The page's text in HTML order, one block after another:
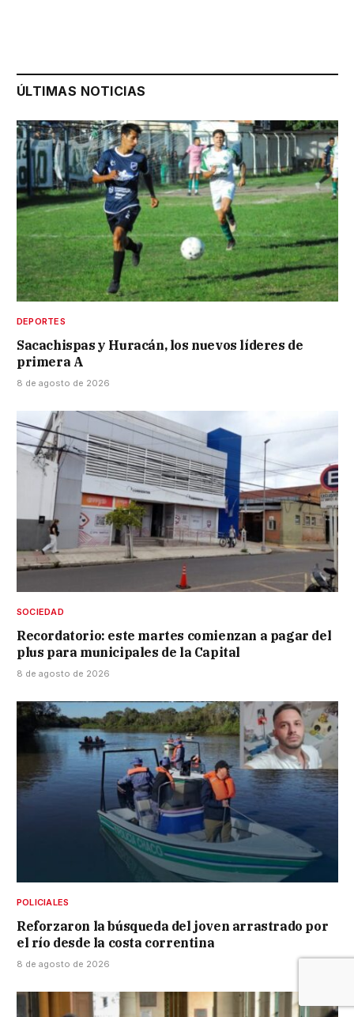
ÚLTIMAS NOTICIAS
DEPORTES
Sacachispas y Huracán, los nuevos líderes de
primera A
8 de agosto de 2026
SOCIEDAD
Recordatorio: este martes comienzan a pagar del
plus para municipales de la Capital
8 de agosto de 2026
POLICIALES
Reforzaron la búsqueda del joven arrastrado por
el río desde la costa correntina
8 de agosto de 2026